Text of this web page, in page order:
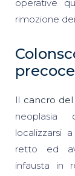
operative
rimozione
precoce
Il cancro
neoplasia
localizzarsi
retto ed
infausta in